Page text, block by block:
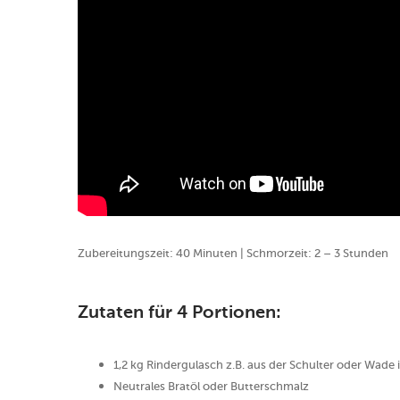
Zubereitungszeit: 40 Minuten | Schmorzeit: 2 – 3 Stunden
Zutaten für 4 Portionen:
1,2 kg Rindergulasch z.B. aus der Schulter oder
Neutrales Bratöl oder Butterschmalz